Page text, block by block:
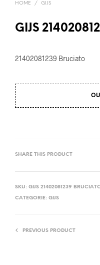
HOME / GIJS
GIJS
21402081239 Bruciato
SHARE THIS PRODUCT
SKU: GIJS 21402081239
CATEGORIE: GIJS
PREVIOUS PRODUCT